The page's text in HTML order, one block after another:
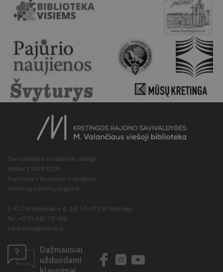
Savivaldybės biudžetinė įstaiga
Kodas 190287259
Duomenys kaupiami ir saugomi
Juridinių asmenų registre
J. K. Chodkevičiaus g. 1B, LT–97130 Kretinga
Tel. +370 445 78 984
biblioteka@kretvb.lt
Dažniausiai
užduodami